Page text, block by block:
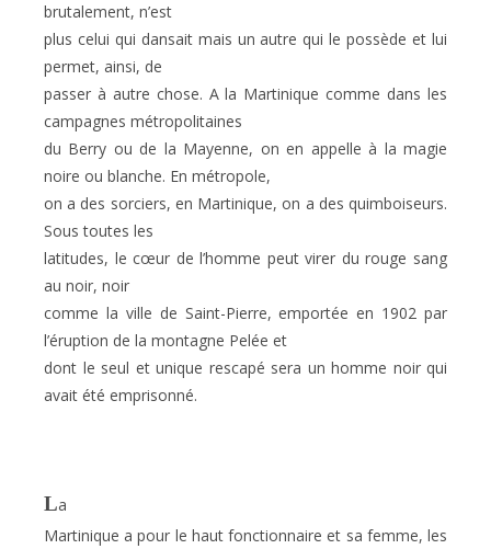
brutalement, n’est
plus celui qui dansait mais un autre qui le possède et lui
permet, ainsi, de
passer à autre chose. A la Martinique comme dans les
campagnes métropolitaines
du Berry ou de la Mayenne, on en appelle à la magie
noire ou blanche. En métropole,
on a des sorciers, en Martinique, on a des quimboiseurs.
Sous toutes les
latitudes, le cœur de l’homme peut virer du rouge sang
au noir, noir
comme la ville de Saint-Pierre, emportée en 1902 par
l’éruption de la montagne Pelée et
dont le seul et unique rescapé sera un homme noir qui
avait été emprisonné.
La
Martinique a pour le haut fonctionnaire et sa femme, les